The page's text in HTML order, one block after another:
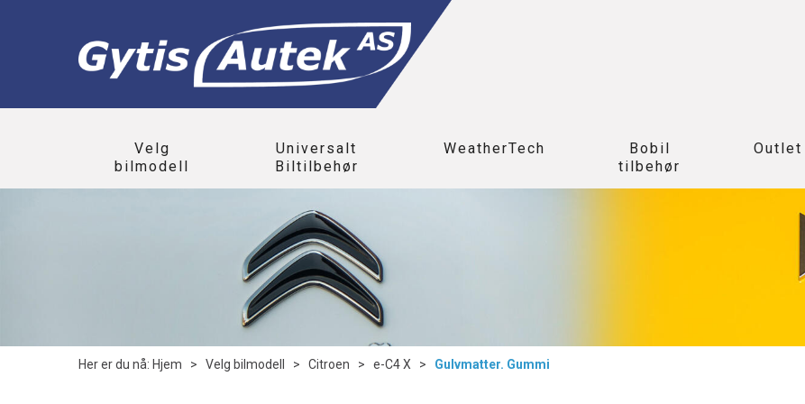
Velg
bilmodell
Universalt
Biltilbehør
WeatherTech
Bobil
tilbehør
Outlet
Her er du nå: Hjem > Velg bilmodell > Citroen > e-C4 X > Gulvmatter. Gummi